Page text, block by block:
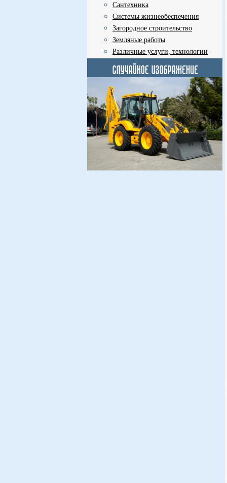
Сантехника
Системы жизнеобеспечения
Загородное строительство
Земляные работы
Различные услуги, технологии